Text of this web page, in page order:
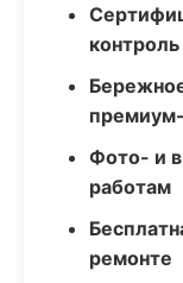
Фото- и
работам
ремонте